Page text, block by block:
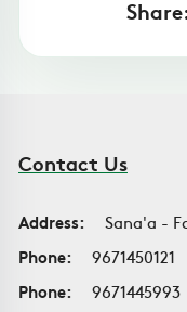
Contact Us
Address:
Sana'a -
Phone:
9671450121
Phone:
9671445993